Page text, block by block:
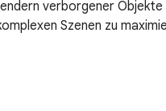
verborgener Objekte
Szenen zu